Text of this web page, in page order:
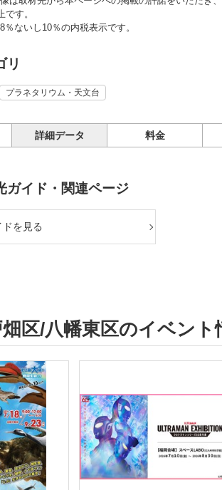
す。
ないし10％の内税表示です。
リ
プラネタリウム・天文台
詳細データ 料金
ガイド・関連ページ
を見る
区/八幡東区のイベント